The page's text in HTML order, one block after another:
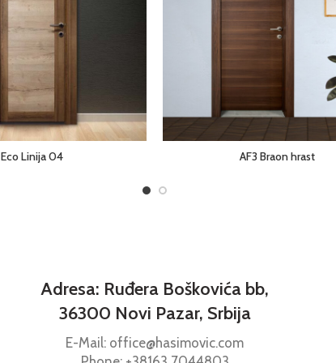
Eco Linija 04 AF3 Braon hrast
Adresa: Ruđera Boškovića bb,
36300 Novi Pazar, Srbija
E-Mail: office@hasimovic.com